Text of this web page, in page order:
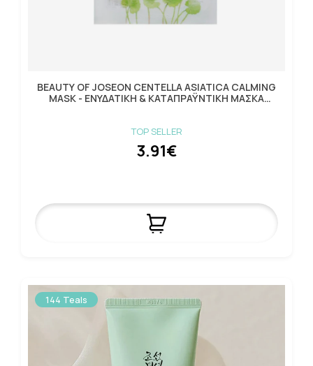
BEAUTY OF JOSEON CENTELLA ASIATICA CALMING
MASK - ΕΝΥΔΑΤΙΚΗ & ΚΑΤΑΠΡΑΫΝΤΙΚΗ ΜΑΣΚΑ
TOP SELLER
3.91€
144 Teals